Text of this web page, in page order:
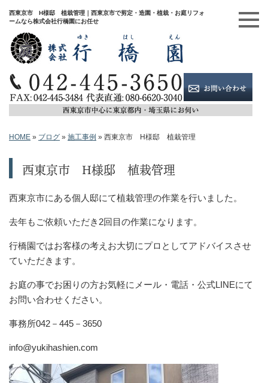
西東京市 H様邸 植栽管理｜西東京市で剪定・造園・植栽・お庭リフォ
ームなら株式会社行橋園にお任せ
HOME » ブログ » 施工事例 » 西東京市 H様邸 植栽管理
西東京市 H様邸 植栽管理
西東京市にある個人邸にて植栽管理の作業を行いました。
去年もご依頼いただき2回目の作業になります。
行橋園ではお客様の考えお大切にプロとしてアドバイスさせ
ていただきます。
お庭の事でお困りの方お気軽にメール・電話・公式LINEにて
お問い合わせください。
事務所042－445－3650
info@yukihashien.com